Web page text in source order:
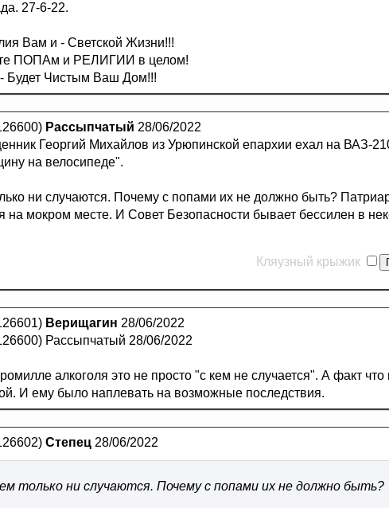
27-6-22.
Вам и - Светской Жизни!!!
ПОПАм и РЕЛИГИИ в целом!
Будет Чистым Ваш Дом!!!
Рассыпчатый 28/06/2022
Георгий Михайлов из Урюпинской епархии ехал на ВАЗ-
на велосипеде".
ни случаются. Почему с попами их не должно быть?
на мокром месте. И Совет Безопасности бывает бессилен в
Кляузный крыжик
Верищагин 28/06/2022
Рассыпчатый 28/06/2022
алкоголя это не просто "с кем не случается". А факт что
И ему было наплевать на возможные последствия.
Степец 28/06/2022
только ни случаются. Почему с попами их не должно быть?